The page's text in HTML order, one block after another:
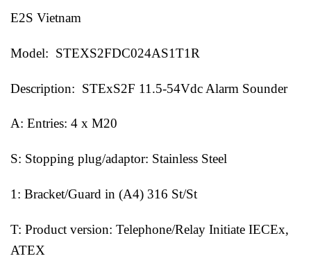
E2S Vietnam
Model: STEXS2FDC024AS1T1R
Description: STExS2F 11.5-54Vdc Alarm Sounder
A: Entries: 4 x M20
S: Stopping plug/adaptor: Stainless Steel
1: Bracket/Guard in (A4) 316 St/St
T: Product version: Telephone/Relay Initiate IECEx,
ATEX